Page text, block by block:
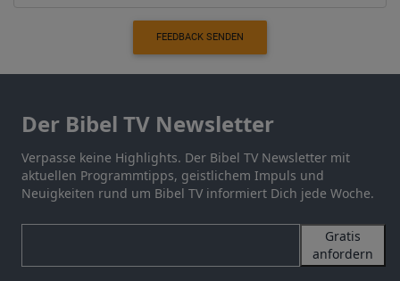
FEEDBACK SENDEN
Der Bibel TV Newsletter
Verpasse keine Highlights. Der Bibel TV Newsletter mit
aktuellen Programmtipps, geistlichem Impuls und
Neuigkeiten rund um Bibel TV informiert Dich jede Woche.
Gratis
anfordern